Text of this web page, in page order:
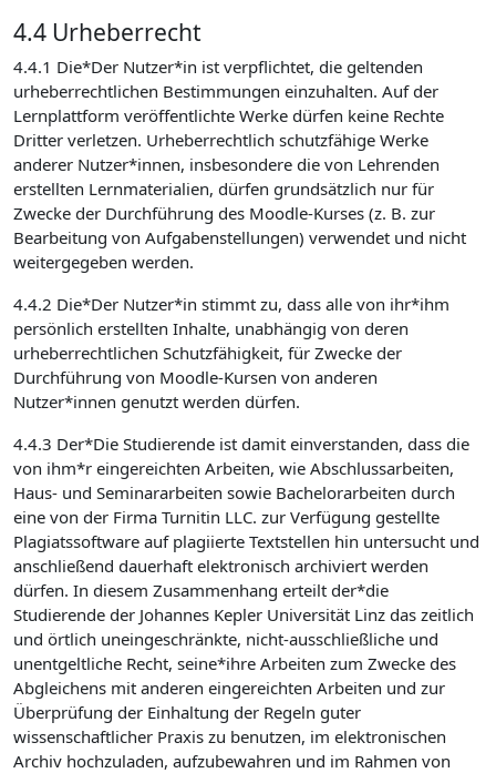
4.4 Urheberrecht
4.4.1 Die*Der Nutzer*in ist verpflichtet, die geltenden
urheberrechtlichen Bestimmungen einzuhalten. Auf der
Lernplattform veröffentlichte Werke dürfen keine Rechte
Dritter verletzen. Urheberrechtlich schutzfähige Werke
anderer Nutzer*innen, insbesondere die von Lehrenden
erstellten Lernmaterialien, dürfen grundsätzlich nur für
Zwecke der Durchführung des Moodle-Kurses (z. B. zur
Bearbeitung von Aufgabenstellungen) verwendet und nicht
weitergegeben werden.
4.4.2 Die*Der Nutzer*in stimmt zu, dass alle von ihr*ihm
persönlich erstellten Inhalte, unabhängig von deren
urheberrechtlichen Schutzfähigkeit, für Zwecke der
Durchführung von Moodle-Kursen von anderen
Nutzer*innen genutzt werden dürfen.
4.4.3 Der*Die Studierende ist damit einverstanden, dass die
von ihm*r eingereichten Arbeiten, wie Abschlussarbeiten,
Haus- und Seminararbeiten sowie Bachelorarbeiten durch
eine von der Firma Turnitin LLC. zur Verfügung gestellte
Plagiatssoftware auf plagiierte Textstellen hin untersucht und
anschließend dauerhaft elektronisch archiviert werden
dürfen. In diesem Zusammenhang erteilt der*die
Studierende der Johannes Kepler Universität Linz das zeitlich
und örtlich uneingeschränkte, nicht-ausschließliche und
unentgeltliche Recht, seine*ihre Arbeiten zum Zwecke des
Abgleichens mit anderen eingereichten Arbeiten und zur
Überprüfung der Einhaltung der Regeln guter
wissenschaftlicher Praxis zu benutzen, im elektronischen
Archiv hochzuladen, aufzubewahren und im Rahmen von